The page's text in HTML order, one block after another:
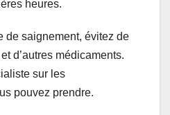
heures.
de saignement, évitez de
d’autres médicaments.
sur les
pouvez prendre.